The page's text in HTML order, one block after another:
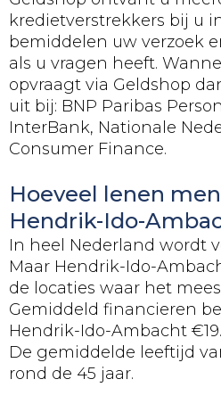
kredietverstrekkers bij u
bemiddelen uw verzoek
als u vragen heeft.
opvraagt via Geldshop
uit bij: BNP Paribas
InterBank, Nationale
Consumer Finance.
Hoeveel lenen
Hendrik-Ido-
In heel Nederland wordt
Maar Hendrik-Ido-
de locaties waar het
Gemiddeld financieren
Hendrik-Ido-Ambacht
De gemiddelde leeftijd
rond de 45 jaar.